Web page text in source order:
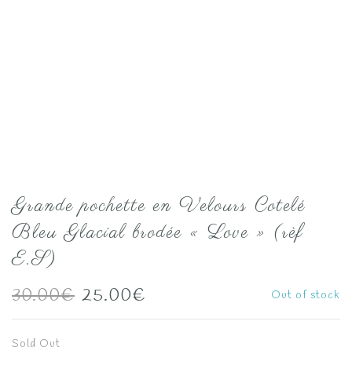
Grande pochette en Velours Cotelé
Bleu Glacial brodée « Love » (rèf
E.S)
30.00€ Le
prix
25.00€
prix
Out of stock
Sold Out